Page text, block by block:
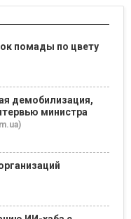
помады по цвету
демобилизация,
министра